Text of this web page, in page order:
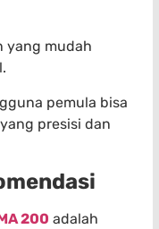
yang mudah
pemula bisa
presisi dan
200 adalah